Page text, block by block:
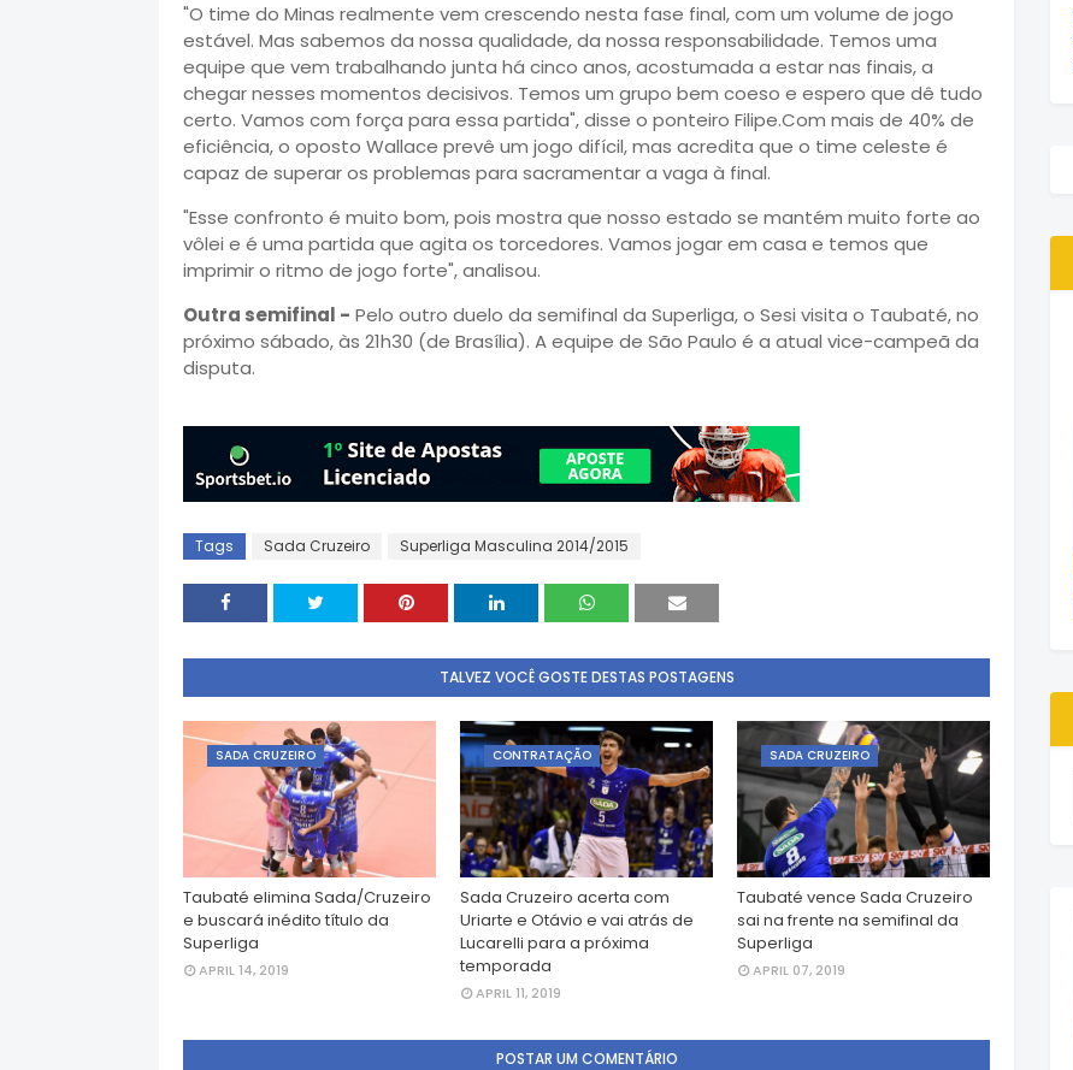
"O time do Minas realmente vem crescendo nesta fase final, com um volume de jogo
estável. Mas sabemos da nossa qualidade, da nossa responsabilidade. Temos uma
equipe que vem trabalhando junta há cinco anos, acostumada a estar nas finais, a
chegar nesses momentos decisivos. Temos um grupo bem coeso e espero que dê tudo
certo. Vamos com força para essa partida", disse o ponteiro Filipe.Com mais de 40% de
eficiência, o oposto Wallace prevê um jogo difícil, mas acredita que o time celeste é
capaz de superar os problemas para sacramentar a vaga à final.
"Esse confronto é muito bom, pois mostra que nosso estado se mantém muito forte ao
vôlei e é uma partida que agita os torcedores. Vamos jogar em casa e temos que
imprimir o ritmo de jogo forte", analisou.
Outra semifinal - Pelo outro duelo da semifinal da Superliga, o Sesi visita o Taubaté, no
próximo sábado, às 21h30 (de Brasília). A equipe de São Paulo é a atual vice-campeã da
disputa.
Tags Sada Cruzeiro Superliga Masculina 2014/2015
TALVEZ VOCÊ GOSTE DESTAS POSTAGENS
SADA CRUZEIRO
Taubaté elimina Sada/Cruzeiro
e buscará inédito título da
Superliga
APRIL 14, 2019
CONTRATAÇÃO
Sada Cruzeiro acerta com
Uriarte e Otávio e vai atrás de
Lucarelli para a próxima
temporada
APRIL 11, 2019
SADA CRUZEIRO
Taubaté vence Sada Cruzeiro
sai na frente na semifinal da
Superliga
APRIL 07, 2019
POSTAR UM COMENTÁRIO